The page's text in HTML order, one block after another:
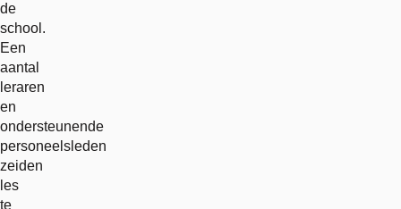
de
school.
Een
aantal
leraren
en
ondersteunende
personeelsleden
zeiden
les
te